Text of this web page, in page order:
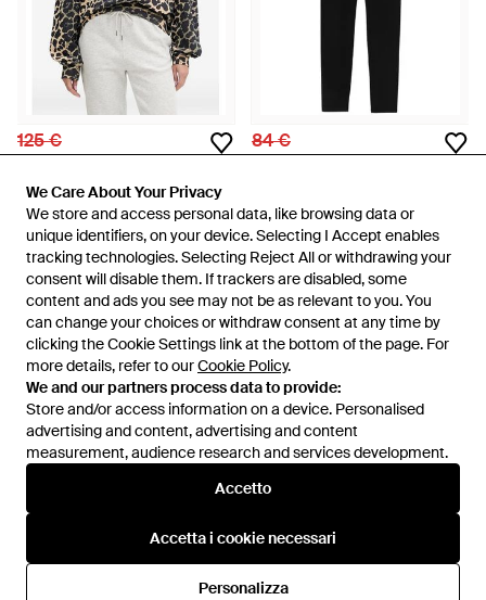
We Care About Your Privacy
We store and access personal data, like browsing data or
unique identifiers, on your device. Selecting I Accept enables
tracking technologies. Selecting Reject All or withdrawing your
consent will disable them. If trackers are disabled, some
content and ads you see may not be as relevant to you. You
can change your choices or withdraw consent at any time by
clicking the Cookie Settings link at the bottom of the page. For
more details, refer to ourCookie Policy.
We and our partners process data to provide:
Store and/or access information on a device. Personalised
advertising and content, advertising and content
measurement, audience research and services development.
Accetto
Accetta i cookie necessari
Personalizza
We Care About Your Privacy
We store and access personal data, like browsing data or
unique identifiers, on your device. Selecting I Accept enables
tracking technologies. Selecting Reject All or withdrawing your
consent will disable them. If trackers are disabled, some
content and ads you see may not be as relevant to you. You
can change your choices or withdraw consent at any time by
clicking the Cookie Settings link at the bottom of the page. For
more details, refer to ourCookie Policy.
We and our partners process data to provide:
Store and/or access information on a device. Personalised
advertising and content, advertising and content
measurement, audience research and services development.
Accetto
Accetta i cookie necessari
Personalizza
125 €
Felpa Heritage Con Stampa
Animalier - Nero
Da FARFETCH
ESAURITO
84 €
Logo - Nero
Da FARFETCH
ESAURITO
Visualizza 66 di 66
Internazionale
Assistenza e info